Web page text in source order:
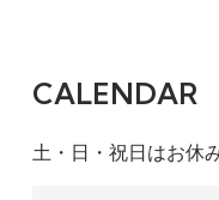
CALENDAR
土・日・祝日はお休み